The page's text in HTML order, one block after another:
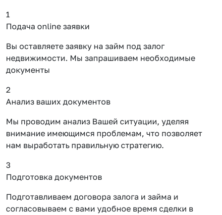
1
Подача online заявки
Вы оставляете заявку на займ под залог
недвижимости. Мы запрашиваем необходимые
документы
2
Анализ ваших документов
Мы проводим анализ Вашей ситуации, уделяя
внимание имеющимся проблемам, что позволяет
нам выработать правильную стратегию.
3
Подготовка документов
Подготавливаем договора залога и займа и
согласовываем с вами удобное время сделки в